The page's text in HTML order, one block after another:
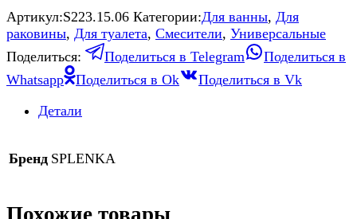
Артикул:S223.15.06 Категории:Для ванны, Для
раковины, Для туалета, Смесители, Универсальные
Поделиться:
Поделиться в Telegram
Поделиться в
Whatsapp
Поделиться в Ok
Поделиться в Vk
Детали
Бренд SPLENKA
Похожие товары